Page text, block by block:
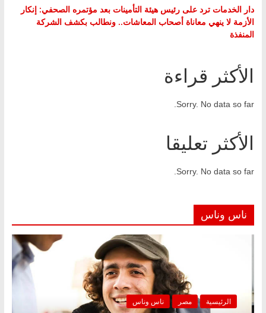
دار الخدمات ترد على رئيس هيئة التأمينات بعد مؤتمره الصحفي: إنكار
الأزمة لا ينهي معاناة أصحاب المعاشات.. ونطالب بكشف الشركة
المنفذة
الأكثر قراءة
Sorry. No data so far.
الأكثر تعليقا
Sorry. No data so far.
ناس وناس
الرئيسية